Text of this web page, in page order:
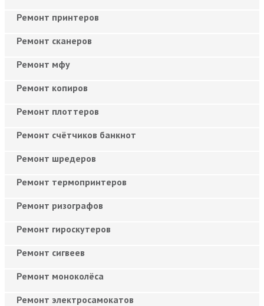
Ремонт принтеров
Ремонт сканеров
Ремонт мфу
Ремонт копиров
Ремонт плоттеров
Ремонт счётчиков банкнот
Ремонт шредеров
Ремонт термопринтеров
Ремонт ризографов
Ремонт гироскутеров
Ремонт сигвеев
Ремонт моноколёса
Ремонт электросамокатов